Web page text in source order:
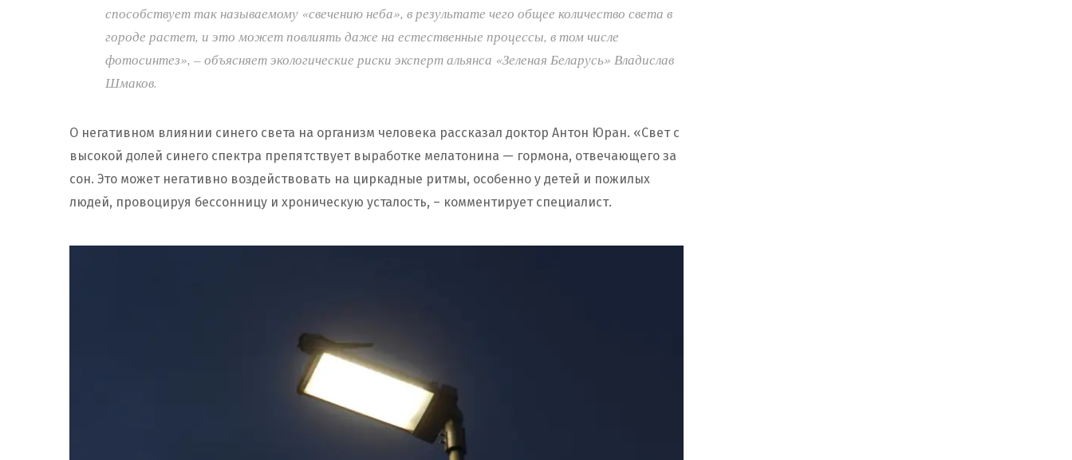
способствует так называемому «свечению неба», в результате чего общее количество света в
городе растет, и это может повлиять даже на естественные процессы, в том числе
фотосинтез», – объясняет экологические риски эксперт альянса «Зеленая Беларусь» Владислав
Шмаков.
О негативном влиянии синего света на организм человека рассказал доктор Антон Юран. «Свет с
высокой долей синего спектра препятствует выработке мелатонина — гормона, отвечающего за
сон. Это может негативно воздействовать на циркадные ритмы, особенно у детей и пожилых
людей, провоцируя бессонницу и хроническую усталость, – комментирует специалист.